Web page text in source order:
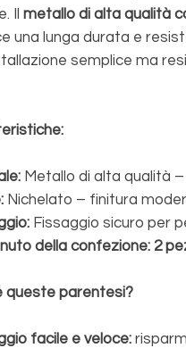
Il metallo di alta qualità
una lunga durata e
semplice ma
Metallo di alta qualità
Nichelato – finitura
Fissaggio sicuro per
della confezione: 2
queste parentesi?
facile e veloce: